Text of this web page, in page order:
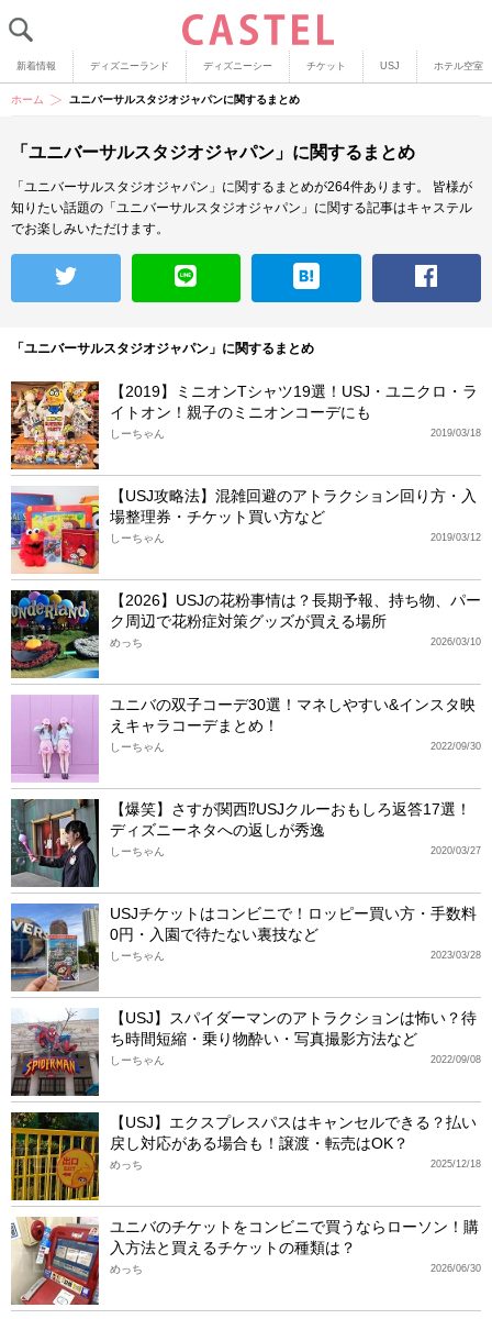
新着情報 ディズニーランド ディズニーシー チケット USJ ホテル空室
ホーム ユニバーサルスタジオジャパンに関するまとめ
「ユニバーサルスタジオジャパン」に関するまとめ
「ユニバーサルスタジオジャパン」に関するまとめが264件あります。
皆様が
知りたい話題の「ユニバーサルスタジオジャパン」に関する記事はキャステル
でお楽しみいただけます。
「ユニバーサルスタジオジャパン」に関するまとめ
【2019】ミニオンTシャツ19選！USJ・ユニクロ・ラ
イトオン！親子のミニオンコーデにも
2019/03/18
しーちゃん
【USJ攻略法】混雑回避のアトラクション回り方・入
場整理券・チケット買い方など
2019/03/12
しーちゃん
【2026】USJの花粉事情は？長期予報、持ち物、パー
ク周辺で花粉症対策グッズが買える場所
2026/03/10
めっち
ユニバの双子コーデ30選！マネしやすい&インスタ映
えキャラコーデまとめ！
2022/09/30
しーちゃん
【爆笑】さすが関西⁉USJクルーおもしろ返答17選！
ディズニーネタへの返しが秀逸
2020/03/27
しーちゃん
USJチケットはコンビニで！ロッピー買い方・手数料
0円・入園で待たない裏技など
2023/03/28
しーちゃん
【USJ】スパイダーマンのアトラクションは怖い？待
ち時間短縮・乗り物酔い・写真撮影方法など
2022/09/08
しーちゃん
【USJ】エクスプレスパスはキャンセルできる？払い
戻し対応がある場合も！譲渡・転売はOK？
2025/12/18
めっち
ユニバのチケットをコンビニで買うならローソン！購
入方法と買えるチケットの種類は？
2026/06/30
めっち